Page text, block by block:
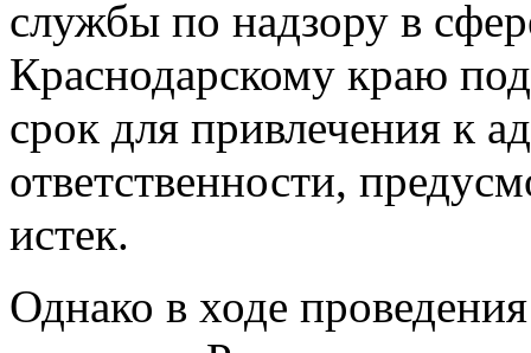
службы по надзору в
Краснодарскому краю
срок для привлечения к
ответственности,
истек.
Однако в ходе